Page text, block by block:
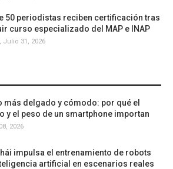
50 periodistas reciben certificación tras
curso especializado del MAP e INAP
Julio 31, 2026
más delgado y cómodo: por qué el
y el peso de un smartphone importan
2026
impulsa el entrenamiento de robots
artificial en escenarios reales